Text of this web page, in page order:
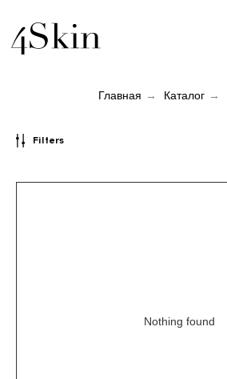
Главная → Каталог →
Filters
Nothing found